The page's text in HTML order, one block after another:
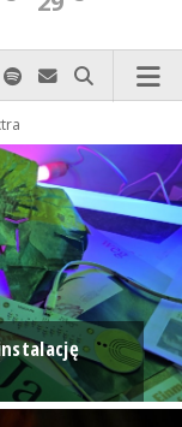
nas zadzwoń
u
na Xnas na Instagram-ie
Odwiedź nas na TikTok-u
Szukaj nas na Spotify
Wyślij do nas
Szukaj